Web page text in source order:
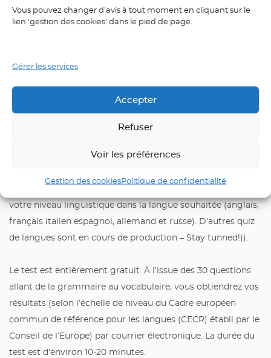
Vous pouvez changer d'avis à tout moment en cliquant sur le
lien 'gestion des cookies' dans le pied de page.
Gérer les services
Accepter
Refuser
Voir les préférences
Gestion des cookiesPolitique de confidentialité
votre niveau linguistique dans la langue souhaitée (anglais,
français italien espagnol, allemand et russe). D’autres quiz
de langues sont en cours de production – Stay tunned!)).
Le test est entièrement gratuit. À l’issue des 30 questions
allant de la grammaire au vocabulaire, vous obtiendrez vos
résultats (selon l’échelle de niveau du Cadre européen
commun de référence pour les langues (CECR) établi par le
Conseil de l’Europe) par courrier électronique. La durée du
test est d’environ 10-20 minutes.